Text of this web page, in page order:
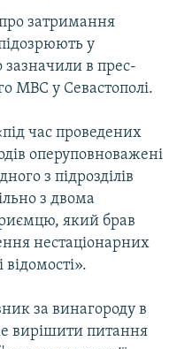
затримання
у
зазначили в прес-
МВС у Севастополі.
час проведених
оперуповноважені
з підрозділів
з двома
який брав
нестаціонарних
за винагороду в
вирішити питання